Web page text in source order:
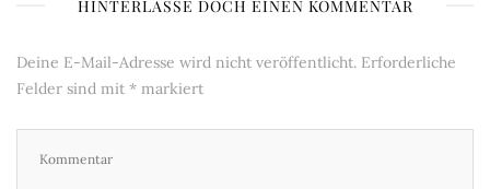
HINTERLASSE DOCH EINEN KOMMENTAR
Deine E-Mail-Adresse wird nicht veröffentlicht. Erforderliche
Felder sind mit * markiert